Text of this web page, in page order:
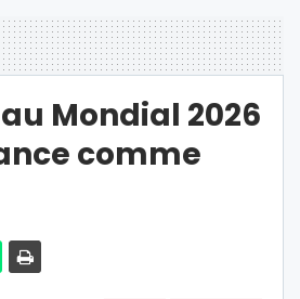
Mondial 2026
comme